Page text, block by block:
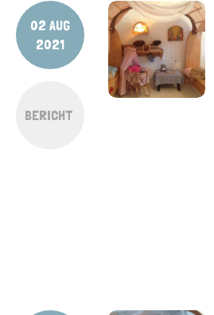
02 AUG
2021
BERICHT